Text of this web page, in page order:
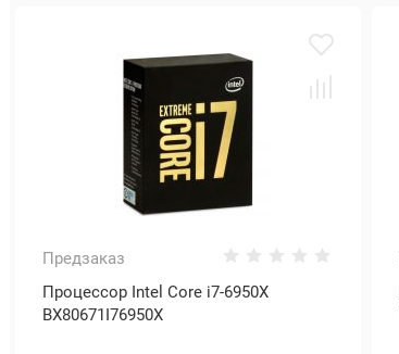
Предзаказ
Процессор Intel Core i7-6950X
BX80671I76950X